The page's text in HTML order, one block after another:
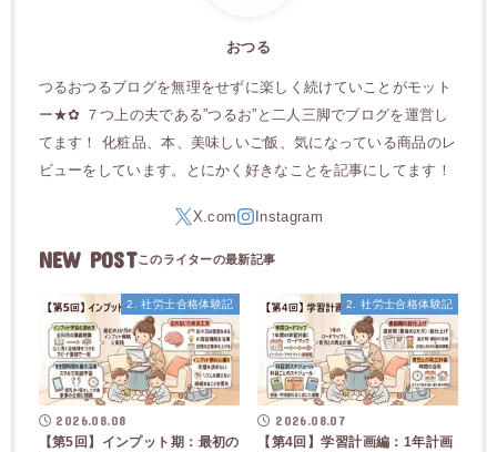
おつる
つるおつるブログを無理をせずに楽しく続けていことがモット
ー★✿ ７つ上の夫である”つるお”と二人三脚でブログを運営し
てます！ 化粧品、本、美味しいご飯、気になっている商品のレ
ビューをしています。とにかく好きなことを記事にしてます！
NEW POST
2. 社労士合格体験記
2026.08.08
【第5回】インプット期：最初の
2. 社労士合格体験記
2026.08.07
【第4回】学習計画編：1年計画